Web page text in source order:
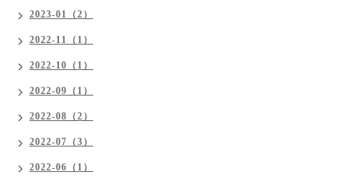
2023-01（2）
2022-11（1）
2022-10（1）
2022-09（1）
2022-08（2）
2022-07（3）
2022-06（1）